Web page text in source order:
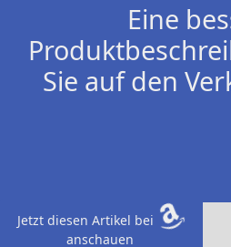
Eine
Sie auf den
Jetzt diesen Artikel bei
anschauen